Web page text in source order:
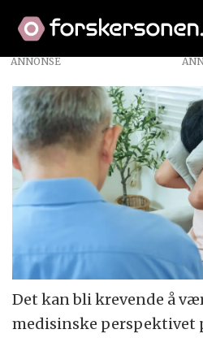
ANNONSE
Det kan bli krevende å
medisinske perspektivet